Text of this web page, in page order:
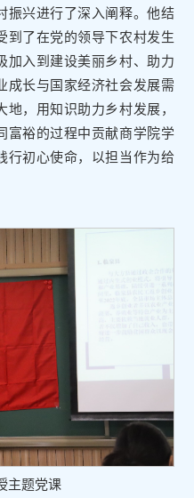
振兴进行了深入阐释。他结
到了在党的领导下农村发生
加入到建设美丽乡村、助力
成长与国家经济社会发展需
，用知识助力乡村发展，
富裕的过程中贡献商学院学
行初心使命，以担当作为给
主题党课